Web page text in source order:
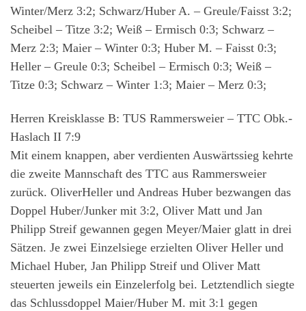
Winter/Merz 3:2; Schwarz/Huber A. – Greule/Faisst 3:2;
Scheibel – Titze 3:2; Weiß – Ermisch 0:3; Schwarz –
Merz 2:3; Maier – Winter 0:3; Huber M. – Faisst 0:3;
Heller – Greule 0:3; Scheibel – Ermisch 0:3; Weiß –
Titze 0:3; Schwarz – Winter 1:3; Maier – Merz 0:3;
Herren Kreisklasse B: TUS Rammersweier – TTC Obk.-
Haslach II 7:9
Mit einem knappen, aber verdienten Auswärtssieg kehrte
die zweite Mannschaft des TTC aus Rammersweier
zurück. OliverHeller und Andreas Huber bezwangen das
Doppel Huber/Junker mit 3:2, Oliver Matt und Jan
Philipp Streif gewannen gegen Meyer/Maier glatt in drei
Sätzen. Je zwei Einzelsiege erzielten Oliver Heller und
Michael Huber, Jan Philipp Streif und Oliver Matt
steuerten jeweils ein Einzelerfolg bei. Letztendlich siegte
das Schlussdoppel Maier/Huber M. mit 3:1 gegen